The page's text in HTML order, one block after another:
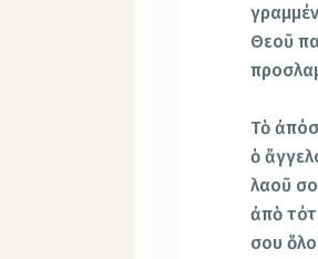
Θεοῦ
Τὸ
ὁ
λαοῦ
ἀπὸ
σου